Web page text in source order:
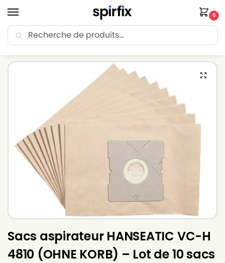
0
🚚 Livraison Point Relais offerte dès 30€ d’achat.
Sacs aspirateur HANSEATIC VC-H
4810 (OHNE KORB) – Lot de 10 sacs